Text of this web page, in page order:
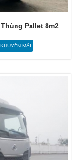
Pallet 8m2
KHUYẾN MÃI